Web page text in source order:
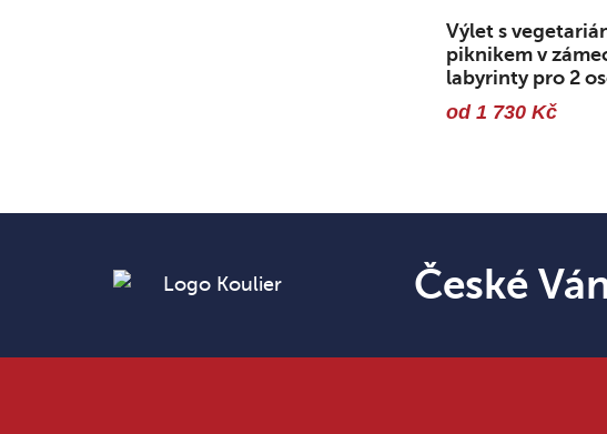
Výlet s
piknikem v
labyrinty pro 2
od 1 730 Kč
České